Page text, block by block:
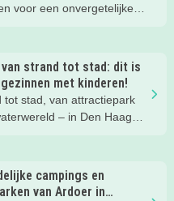
voor een onvergetelijke
van strand tot stad: dit is
met kinderen!
tot stad, van attractiepark
– in Den Haag
met een lekkere lunch op
en een duik in zee. Heerlijk!
campings en
van Ardoer in